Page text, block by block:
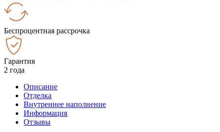
Беспроцентная рассрочка
Гарантия
2 года
Описание
Отделка
Внутреннее наполнение
Информация
Отзывы